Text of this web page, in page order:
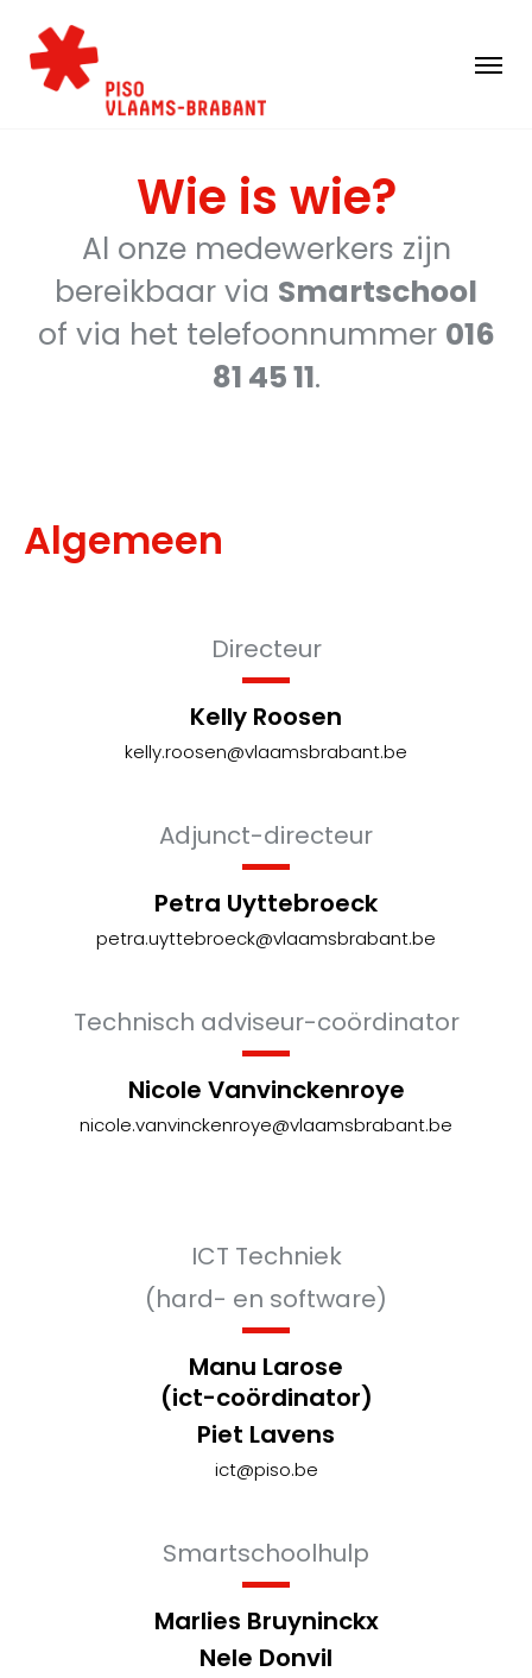
Wie is wie?
Al onze medewerkers zijn
bereikbaar via Smartschool
of via het telefoonnummer 016
81 45 11.
Algemeen
Directeur
Kelly Roosen
kelly.roosen@vlaamsbrabant.be
Adjunct-directeur
Petra Uyttebroeck
petra.uyttebroeck@vlaamsbrabant.be
Technisch adviseur-coördinator
Nicole Vanvinckenroye
nicole.vanvinckenroye@vlaamsbrabant.be
ICT Techniek
(hard- en software)
Manu Larose
(ict-coördinator)
Piet Lavens
ict@piso.be
Smartschoolhulp
Marlies Bruyninckx
Nele Donvil